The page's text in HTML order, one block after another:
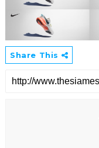
Share This